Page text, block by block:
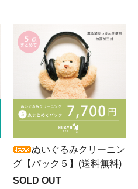
ぬいぐるみクリーニン
グ【パック５】(送料無料)
SOLD OUT